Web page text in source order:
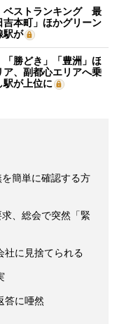
ベストランキング 最
吉本町」ほかグリーン
駅が
「勝どき」「豊洲」ほ
ア、副都心エリアへ乗
駅が上位に
簡単に確認する方
、総会で突然「緊
社に見捨てられる
答に唖然